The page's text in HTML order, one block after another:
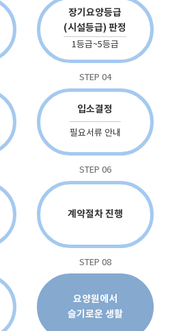
장기요양등급
(시설등급) 판정
1등급~5등급
STEP 04
입소결정
필요서류 안내
STEP 06
계약절차 진행
STEP 08
요양원에서
슬기로운 생활